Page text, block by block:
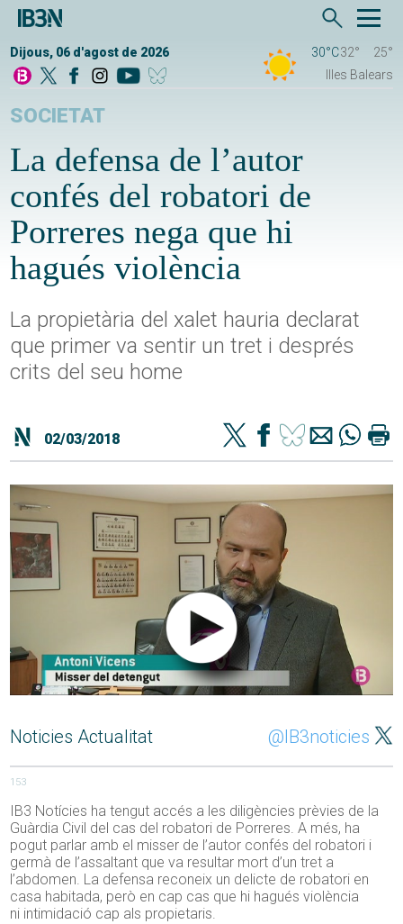
Dijous, 06 d'agost de 2026 30°C32°
25°
Illes Balears
SOCIETAT
La defensa de l’autor
confés del robatori de
Porreres nega que hi
hagués violència
La propietària del xalet hauria declarat
que primer va sentir un tret i després
crits del seu home
02/03/2018
Noticies Actualitat @IB3noticies
153
IB3 Notícies ha tengut accés a les diligències prèvies de la
Guàrdia Civil del cas del robatori de Porreres. A més, ha
pogut parlar amb el misser de l’autor confés del robatori i
germà de l’assaltant que va resultar mort d’un tret a
l’abdomen. La defensa reconeix un delicte de robatori en
casa habitada, però en cap cas que hi hagués violència
ni intimidació cap als propietaris.